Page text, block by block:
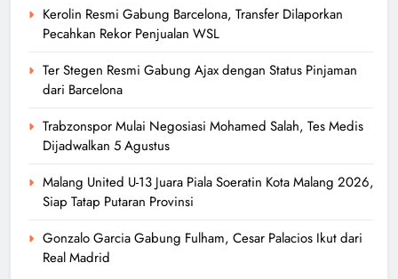
Kerolin Resmi Gabung Barcelona, Transfer Dilaporkan
Pecahkan Rekor Penjualan WSL
Ter Stegen Resmi Gabung Ajax dengan Status Pinjaman
dari Barcelona
Trabzonspor Mulai Negosiasi Mohamed Salah, Tes Medis
Dijadwalkan 5 Agustus
Malang United U-13 Juara Piala Soeratin Kota Malang 2026,
Siap Tatap Putaran Provinsi
Gonzalo Garcia Gabung Fulham, Cesar Palacios Ikut dari
Real Madrid